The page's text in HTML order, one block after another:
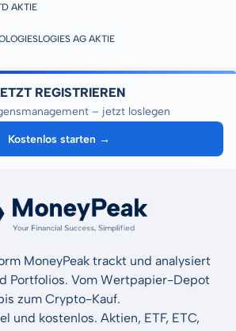
AKTIE
AG AKTIE
REGISTRIEREN
– jetzt loslegen
Kostenlos starten →
MoneyPeak trackt und analysiert
Portfolios. Vom Wertpapier-Depot
zum Crypto-Kauf.
und kostenlos. Aktien, ETF, ETC,